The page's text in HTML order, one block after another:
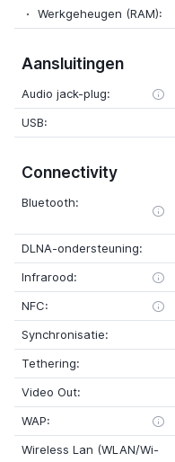
Werkgeheugen (RAM):
Aansluitingen
Audio jack-plug:
USB:
Connectivity
Bluetooth:
DLNA-ondersteuning:
Infrarood:
NFC:
Synchronisatie:
Tethering:
Video Out:
WAP:
Wireless Lan (WLAN/Wi-